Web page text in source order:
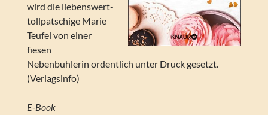
wird die liebenswert-
tollpatschige Marie
Teufel von einer
fiesen
Nebenbuhlerin ordentlich unter Druck gesetzt.
(Verlagsinfo)
E-Book